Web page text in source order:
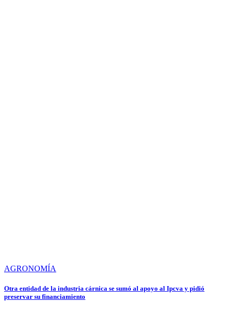
AGRONOMÍA
Otra entidad de la industria cárnica se sumó al apoyo al Ipcva y pidió
preservar su financiamiento